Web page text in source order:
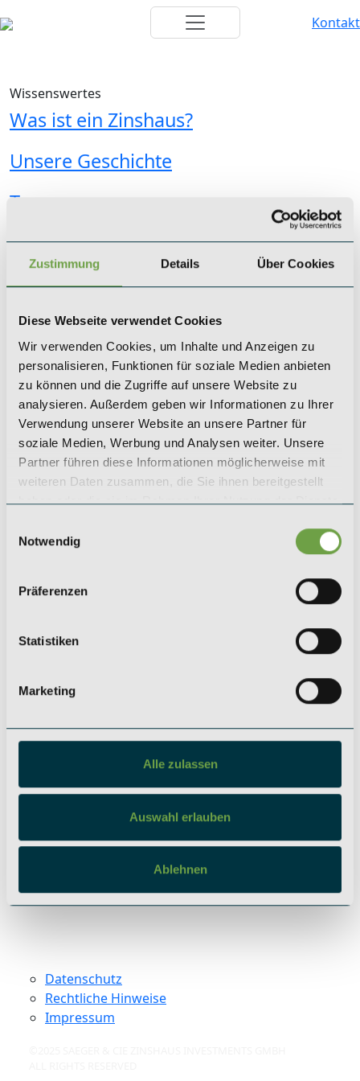
Zustimmung Details Über Cookies
Diese Webseite verwendet Cookies
Wir verwenden Cookies, um Inhalte und Anzeigen zu
personalisieren, Funktionen für soziale Medien anbieten
zu können und die Zugriffe auf unsere Website zu
analysieren. Außerdem geben wir Informationen zu Ihrer
Verwendung unserer Website an unsere Partner für
soziale Medien, Werbung und Analysen weiter. Unsere
Partner führen diese Informationen möglicherweise mit
weiteren Daten zusammen, die Sie ihnen bereitgestellt
haben oder die sie im Rahmen Ihrer Nutzung der Dienste
Notwendig
Präferenzen
Statistiken
Marketing
Alle zulassen
Auswahl erlauben
Ablehnen
Kontakt
Wissenswertes
Was ist ein Zinshaus?
Unsere Geschichte
Team
SAEGER & CIE.
Zinshaus Investments GmbH
Mevissenstraße 1
+49 (0) 221 / 984 310 - 0
koeln@saeger-cie.com
LEIPZIG
SAEGER & CIE.
Zinshaus Investments GmbH
Karl-Rothe-Straße 13
04105 Leipzig
+49 (0) 341 / 561 530 - 0
Zinshaus Investments GmbH
10719 Berlin
berlin@saeger-cie.com
LinkedIn
Datenschutz
Rechtliche Hinweise
Impressum